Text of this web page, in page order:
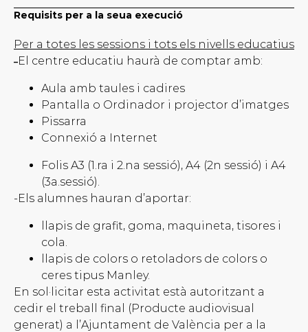
Requisits per a la seua execució
Per a totes les sessions i tots els nivells educatius
– El centre educatiu haurà de comptar amb:
Aula amb taules i cadires
Pantalla o Ordinador i projector d’imatges
Pissarra
Connexió a Internet
Folis A3 (1.ra i 2.na sessió), A4 (2n sessió) i A4
(3a.sessió).
-Els alumnes hauran d’aportar:
llapis de grafit, goma, maquineta, tisores i
cola.
llapis de colors o retoladors de colors o
ceres tipus Manley.
En sol·licitar esta activitat està autoritzant a
cedir el treball final (Producte audiovisual
generat) a l’Ajuntament de València per a la